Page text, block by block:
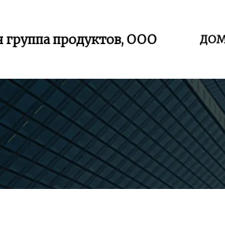
продуктов, ООО